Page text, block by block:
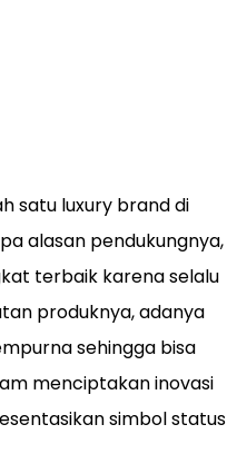
satu luxury brand di
alasan pendukungnya,
terbaik karena selalu
produknya, adanya
sehingga bisa
menciptakan inovasi
simbol status